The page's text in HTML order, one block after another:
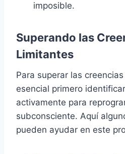
imposible.
Superando las
Limitantes
Para superar las
esencial primero
activamente para
subconsciente. Aquí
pueden ayudar en este